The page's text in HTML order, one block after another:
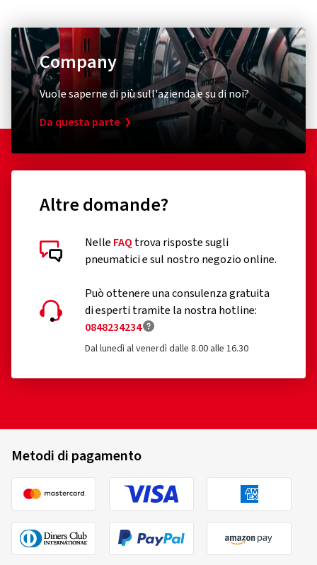
Company
Vuole saperne di più sull'azienda e su di noi?
Da questa parte
Altre domande?
Nelle FAQ trova risposte sugli
pneumatici e sul nostro negozio online.
Può ottenere una consulenza gratuita
di esperti tramite la nostra hotline:
0848234234
Dal lunedì al venerdì dalle 8.00 alle 16.30
Metodi di pagamento